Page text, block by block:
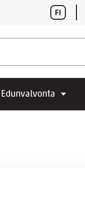
FI
Edunvalvonta